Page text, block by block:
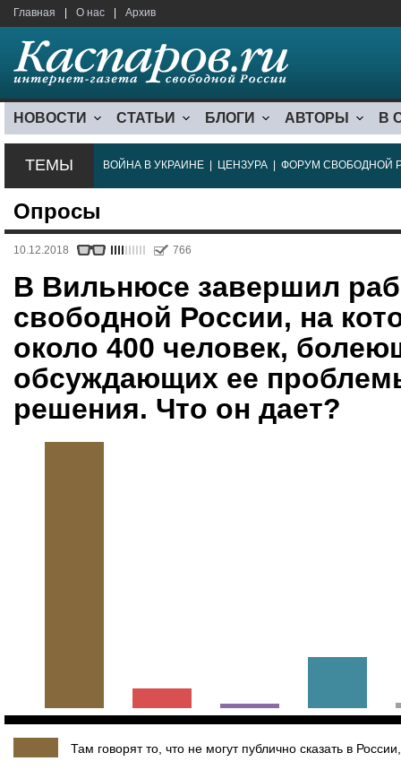
Главная О нас Архив
НОВОСТИ СТАТЬИ БЛОГИ АВТОРЫ В
ТЕМЫ ВОЙНА В УКРАИНЕ ЦЕНЗУРА ФОРУМ СВОБОДНОЙ
Опросы
10.12.2018 766
В Вильнюсе завершил
свободной России, на
около 400 человек,
обсуждающих ее
решения. Что он дает?
Там говорят то, что не могут публично сказать в